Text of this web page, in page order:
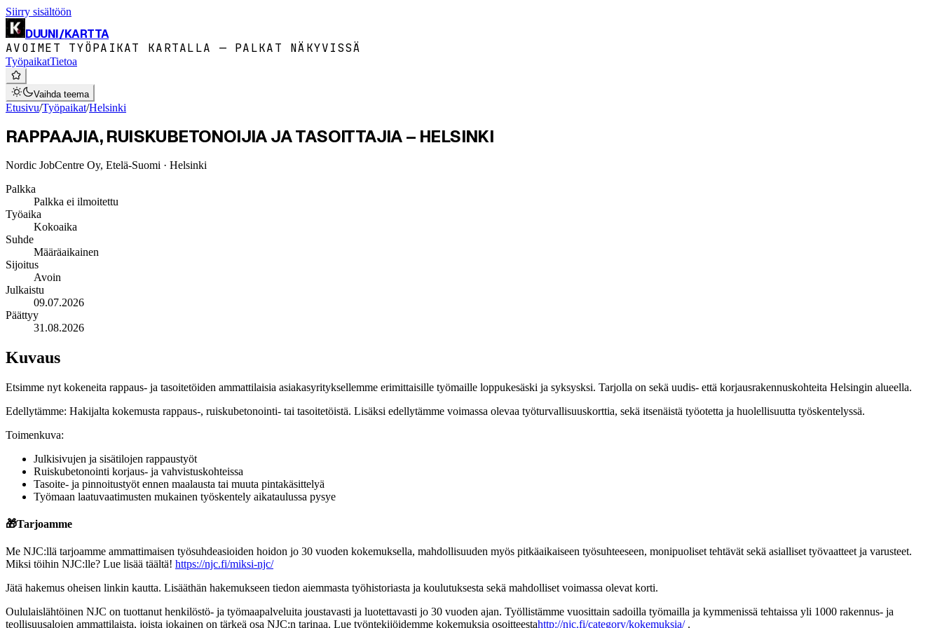
Siirry sisältöön
DUUNI/KARTTA
AVOIMET TYÖPAIKAT KARTALLA — PALKAT NÄKYVISSÄ
TyöpaikatTietoa
Vaihda teema
Etusivu/Työpaikat/Helsinki
RAPPAAJIA, RUISKUBETONOIJIA JA TASOITTAJIA – HELSINKI
Nordic JobCentre Oy, Etelä-Suomi · Helsinki
Palkka
Palkka ei ilmoitettu
Työaika
Kokoaika
Suhde
Määräaikainen
Sijoitus
Avoin
Julkaistu
09.07.2026
Päättyy
31.08.2026
Kuvaus
Etsimme nyt kokeneita rappaus- ja tasoitetöiden ammattilaisia asiakasyrityksellemme erimittaisille työmaille loppukesäski ja syksysksi. Tarjolla on sekä uudis- että korjausrakennuskohteita Helsingin alueella.
Edellytämme: Hakijalta kokemusta rappaus-, ruiskubetonointi- tai tasoitetöistä. Lisäksi edellytämme voimassa olevaa työturvallisuuskorttia, sekä itsenäistä työotetta ja huolellisuutta työskentelyssä.
Toimenkuva:
Julkisivujen ja sisätilojen rappaustyöt
Ruiskubetonointi korjaus- ja vahvistuskohteissa
Tasoite- ja pinnoitustyöt ennen maalausta tai muuta pintakäsittelyä
Työmaan laatuvaatimusten mukainen työskentely aikataulussa pysye
🎁Tarjoamme
Me NJC:llä tarjoamme ammattimaisen työsuhdeasioiden hoidon jo 30 vuoden kokemuksella, mahdollisuuden myös pitkäaikaiseen työsuhteeseen, monipuoliset tehtävät sekä asialliset työvaatteet ja varusteet.
Miksi töihin NJC:lle? Lue lisää täältä! https://njc.fi/miksi-njc/
Jätä hakemus oheisen linkin kautta. Lisääthän hakemukseen tiedon aiemmasta työhistoriasta ja koulutuksesta sekä mahdolliset voimassa olevat korti.
Oululaislähtöinen NJC on tuottanut henkilöstö- ja työmaapalveluita joustavasti ja luotettavasti jo 30 vuoden ajan. Työllistämme vuosittain sadoilla työmailla ja kymmenissä tehtaissa yli 1000 rakennus- ja
teollisuusalojen ammattilaista, joista jokainen on tärkeä osa NJC:n tarinaa. Lue työntekijöidemme kokemuksia osoitteestahttp://njc.fi/category/kokemuksia/.